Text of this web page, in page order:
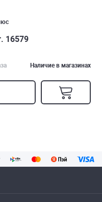
16579
Наличие в магазинах